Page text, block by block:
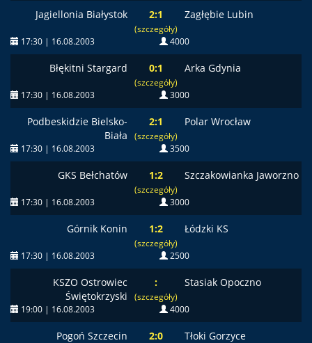
Jagiellonia Białystok 2:1
(szczegóły)
Zagłębie Lubin
17:30 | 16.08.2003 4000
Błękitni Stargard 0:1
(szczegóły)
Arka Gdynia
17:30 | 16.08.2003 3000
Podbeskidzie Bielsko-
Biała
2:1
(szczegóły)
Polar Wrocław
17:30 | 16.08.2003 3500
GKS Bełchatów 1:2
(szczegóły)
Szczakowianka Jaworzno
17:30 | 16.08.2003 3000
Górnik Konin 1:2
(szczegóły)
Łódzki KS
17:30 | 16.08.2003 2500
KSZO Ostrowiec
Świętokrzyski
:
(szczegóły)
Stasiak Opoczno
19:00 | 16.08.2003 4000
Pogoń Szczecin 2:0 Tłoki Gorzyce